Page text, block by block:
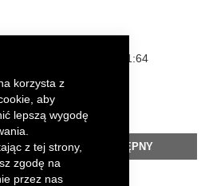
korzysta z
aby
lepszą wygodę
z tej strony,
zgodę na
przez nas
Versatile 145 4wd 1:64
156,00 zł
WKRÓTCE DOSTĘPNY